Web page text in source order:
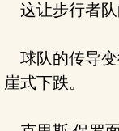
这让步行者队
球队的传导变
崖式下跌。